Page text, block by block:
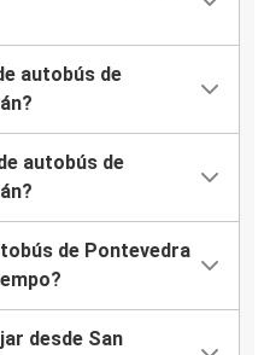
autobús de
autobús de
de Pontevedra
desde San